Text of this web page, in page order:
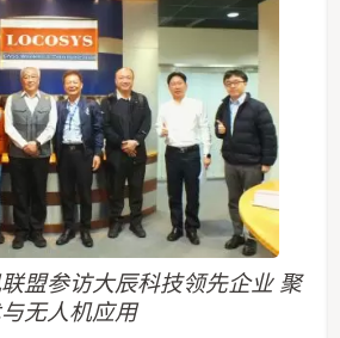
盟参访大辰科技领先企业 聚
无人机应用